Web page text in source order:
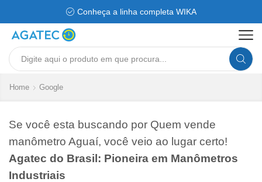
Conheça a linha completa WIKA
Search
Home Google
Se você esta buscando por Quem vende
manômetro Aguaí, você veio ao lugar certo!
Agatec do Brasil: Pioneira em Manômetros
Industriais